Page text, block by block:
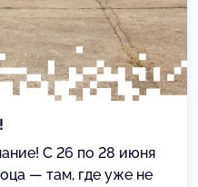
С 26 по 28 июня
— там, где уже не